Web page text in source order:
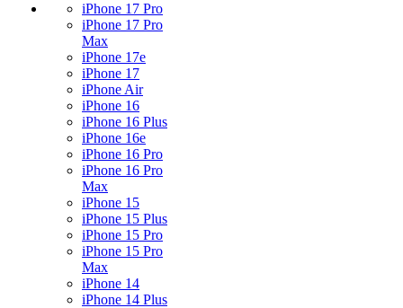
iPhone 17 Pro
iPhone 17 Pro
Max
iPhone 17e
iPhone 17
iPhone Air
iPhone 16
iPhone 16 Plus
iPhone 16e
iPhone 16 Pro
iPhone 16 Pro
Max
iPhone 15
iPhone 15 Plus
iPhone 15 Pro
iPhone 15 Pro
Max
iPhone 14
iPhone 14 Plus